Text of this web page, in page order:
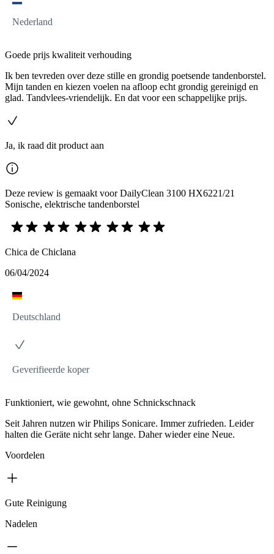
Nederland
Goede prijs kwaliteit verhouding
Ik ben tevreden over deze stille en grondig poetsende tandenborstel.
Mijn tanden en kiezen voelen na afloop echt grondig gereinigd en
glad. Tandvlees-vriendelijk. En dat voor een schappelijke prijs.
Ja, ik raad dit product aan
Deze review is gemaakt voor DailyClean 3100 HX6221/21
Sonische, elektrische tandenborstel
Chica de Chiclana
06/04/2024
Deutschland
Geverifieerde koper
Funktioniert, wie gewohnt, ohne Schnickschnack
Seit Jahren nutzen wir Philips Sonicare. Immer zufrieden. Leider
halten die Geräte nicht sehr lange. Daher wieder eine Neue.
Voordelen
Gute Reinigung
Nadelen